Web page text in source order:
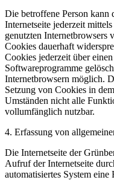
Die betroffene Person kann
Internetseite jederzeit
genutzten Internetbrowsers
Cookies dauerhaft
Cookies jederzeit über
Softwareprogramme
Internetbrowsern möglich.
Setzung von Cookies in
Umständen nicht alle
vollumfänglich nutzbar.
4. Erfassung von
Die Internetseite der
Aufruf der Internetseite
automatisiertes System